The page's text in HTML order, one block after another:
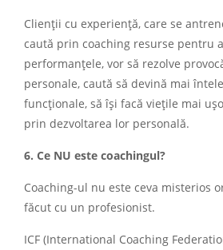
Clienții cu experiență, care se
caută prin coaching resurse pentru
performanțele, vor să rezolve
personale, caută să devină mai
funcționale, să își facă viețile mai
prin dezvoltarea lor personală.
6. Ce NU este coachingul?
Coaching-ul nu este ceva misterios
făcut cu un profesionist.
ICF (International Coaching